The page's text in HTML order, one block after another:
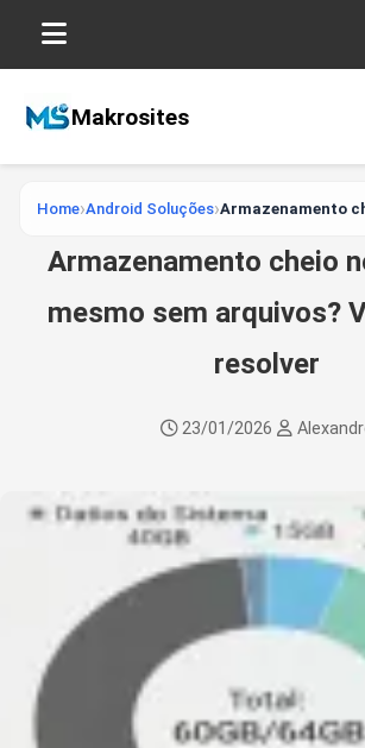
Makrosites
Home Android Soluções Armazenamento
Armazenamento cheio
mesmo sem arquivos?
resolver
23/01/2026